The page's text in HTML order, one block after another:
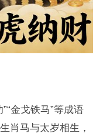
金戈铁马”等成语
肖马与太岁相生，